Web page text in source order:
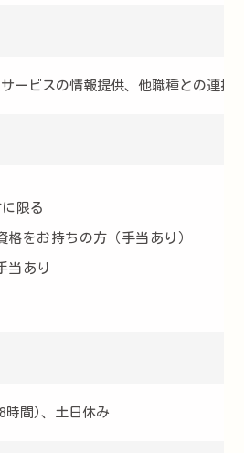
ービスの情報提供、他職種との連携
限る
格をお持ちの方（手当あり）
当あり
時間)、土日休み